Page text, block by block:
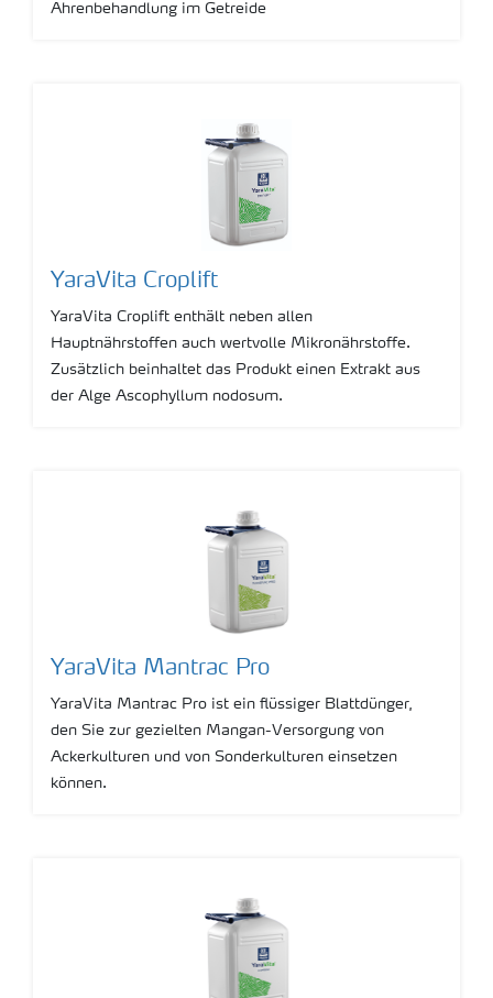
Ährenbehandlung im Getreide
YaraVita Croplift
YaraVita Croplift enthält neben allen
Hauptnährstoffen auch wertvolle Mikronährstoffe.
Zusätzlich beinhaltet das Produkt einen Extrakt aus
der Alge Ascophyllum nodosum.
YaraVita Mantrac Pro
YaraVita Mantrac Pro ist ein flüssiger Blattdünger,
den Sie zur gezielten Mangan-Versorgung von
Ackerkulturen und von Sonderkulturen einsetzen
können.